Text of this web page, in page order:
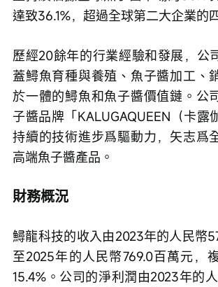
達致36.1%，超過全球第二大企業的
歷經20餘年的行業經驗和發展，公
蓋鱘魚育種與養殖、魚子醬加工、
於一體的鱘魚和魚子醬價值鏈。公
子醬品牌「KALUGAQUEEN（卡露
持續的技術進步爲驅動力，矢志爲
高端魚子醬產品。
財務概況
鱘龍科技的收入由2023年的人民幣
至2025年的人民幣769.0百萬元，
15.4%。公司的淨利潤由2023年的